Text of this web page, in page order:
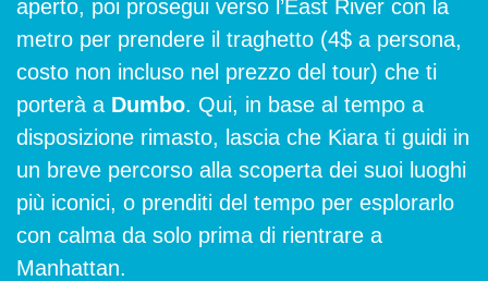
aperto, poi prosegui verso l’East River con la
metro per prendere il traghetto (4$ a persona,
costo non incluso nel prezzo del tour) che ti
porterà a Dumbo. Qui, in base al tempo a
disposizione rimasto, lascia che Kiara ti guidi in
un breve percorso alla scoperta dei suoi luoghi
più iconici, o prenditi del tempo per esplorarlo
con calma da solo prima di rientrare a
Manhattan.